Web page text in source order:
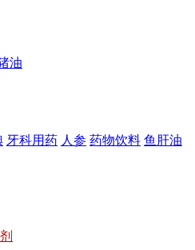
油
牙科用药 人参 药物饮料 鱼肝油